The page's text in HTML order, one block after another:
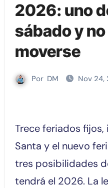
2026: uno
sábado y
moverse
Por DM Nov 24,
Trece feriados fijos, incluyendo la Semana
Santa y el nuevo
tres posibilidades
tendrá el 2026. La